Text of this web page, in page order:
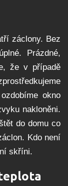
záclony. Bez
Prázdné,
že v případě
okno
nakloněni.
do domu co
Kdo není
skříni.